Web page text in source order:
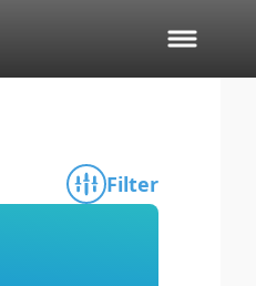
Filter